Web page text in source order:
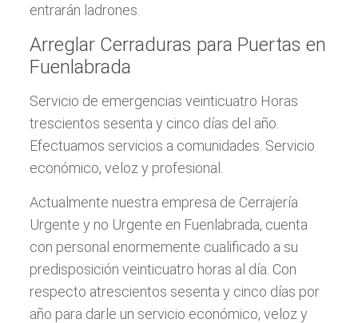
entrarán ladrones.
Arreglar Cerraduras para Puertas en
Fuenlabrada
Servicio de emergencias veinticuatro Horas
trescientos sesenta y cinco días del año.
Efectuamos servicios a comunidades. Servicio
económico, veloz y profesional.
Actualmente nuestra empresa de Cerrajería
Urgente y no Urgente en Fuenlabrada, cuenta
con personal enormemente cualificado a su
predisposición veinticuatro horas al día. Con
respecto atrescientos sesenta y cinco días por
año para darle un servicio económico, veloz y